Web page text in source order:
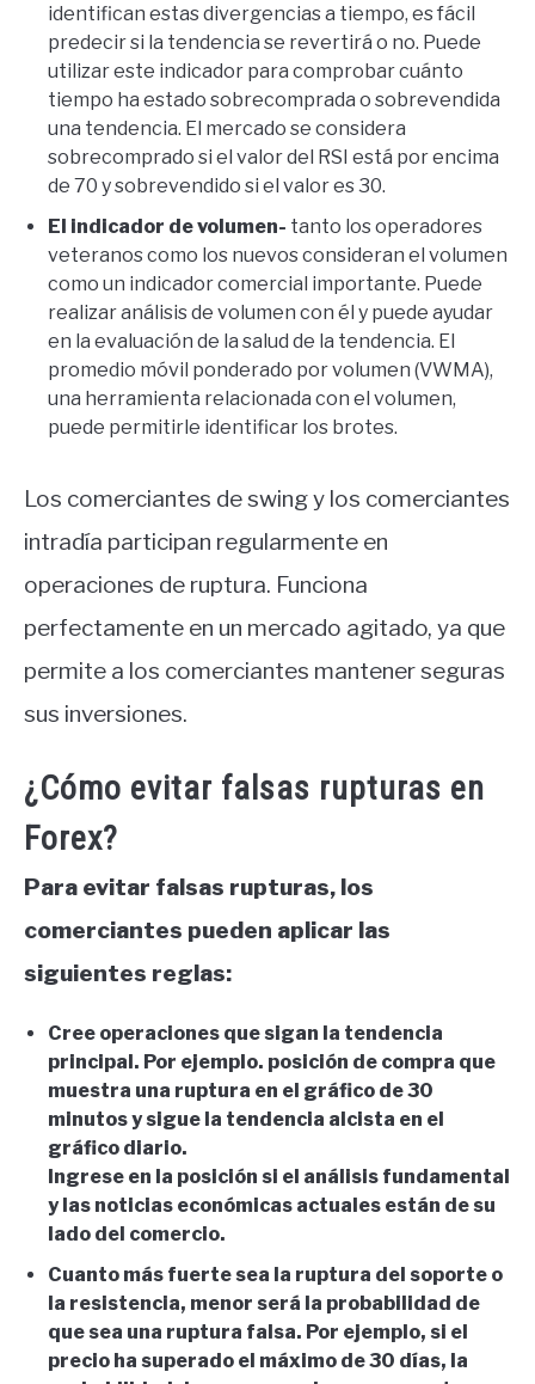
identifican estas divergencias a tiempo, es fácil
predecir si la tendencia se revertirá o no. Puede
utilizar este indicador para comprobar cuánto
tiempo ha estado sobrecomprada o sobrevendida
una tendencia. El mercado se considera
sobrecomprado si el valor del RSI está por encima
de 70 y sobrevendido si el valor es 30.
El indicador de volumen- tanto los operadores
veteranos como los nuevos consideran el volumen
como un indicador comercial importante. Puede
realizar análisis de volumen con él y puede ayudar
en la evaluación de la salud de la tendencia. El
promedio móvil ponderado por volumen (VWMA),
una herramienta relacionada con el volumen,
puede permitirle identificar los brotes.
Los comerciantes de swing y los comerciantes
intradía participan regularmente en
operaciones de ruptura. Funciona
perfectamente en un mercado agitado, ya que
permite a los comerciantes mantener seguras
sus inversiones.
¿Cómo evitar falsas rupturas en
Forex?
Para evitar falsas rupturas, los
comerciantes pueden aplicar las
siguientes reglas:
Cree operaciones que sigan la tendencia
principal. Por ejemplo. posición de compra que
muestra una ruptura en el gráfico de 30
minutos y sigue la tendencia alcista en el
gráfico diario.
Ingrese en la posición si el análisis fundamental
y las noticias económicas actuales están de su
lado del comercio.
Cuanto más fuerte sea la ruptura del soporte o
la resistencia, menor será la probabilidad de
que sea una ruptura falsa. Por ejemplo, si el
precio ha superado el máximo de 30 días, la